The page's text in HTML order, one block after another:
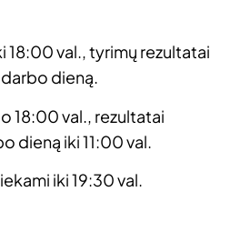
18:00 val., tyrimų rezultatai
dieną.
18:00 val., rezultatai
dieną iki 11:00 val.
iki 19:30 val.